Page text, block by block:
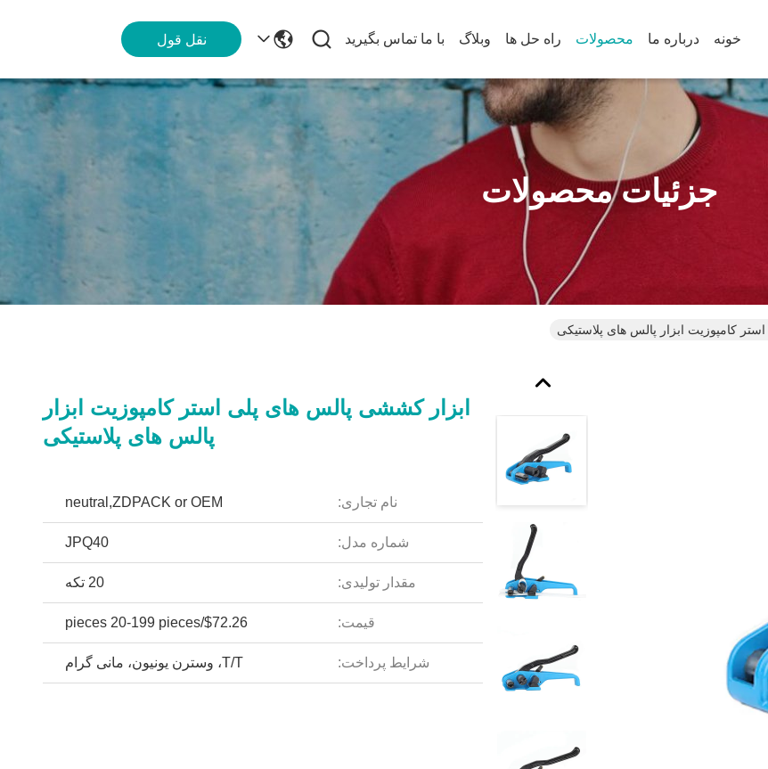
خونه درباره ما محصولات راه حل ها وبلاگ با ما تماس بگیرید نقل قول
جزئیات محصولات
کامپوزیت ابزار پالس های پلاستیکی
ابزار کششی پالس های پلی استر کامپوزیت ابزار
پالس های پلاستیکی
نام تجاری: neutral,ZDPACK or OEM
شماره مدل: JPQ40
مقدار تولیدی: 20 تکه
قیمت: $72.26/pieces 20-199 pieces
شرایط پرداخت: T/T، وسترن یونیون، مانی گرام